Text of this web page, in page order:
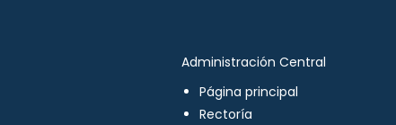
Administración Central
Página principal
Rectoría